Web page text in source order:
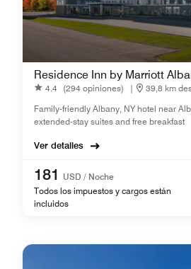
Residence Inn by Marriott
4.4 (294 opiniones) |
39,8 km
Family-friendly Albany, NY hotel near
extended-stay suites and free breakfast
Ver detalles
181
USD / Noche
Todos los impuestos y cargos están
incluidos